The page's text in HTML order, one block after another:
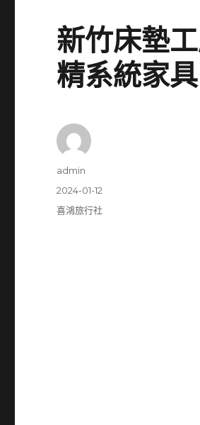
新竹床墊
精系統家具
作
admin
發
佈
2024-01-12
分
喜鴻旅行社